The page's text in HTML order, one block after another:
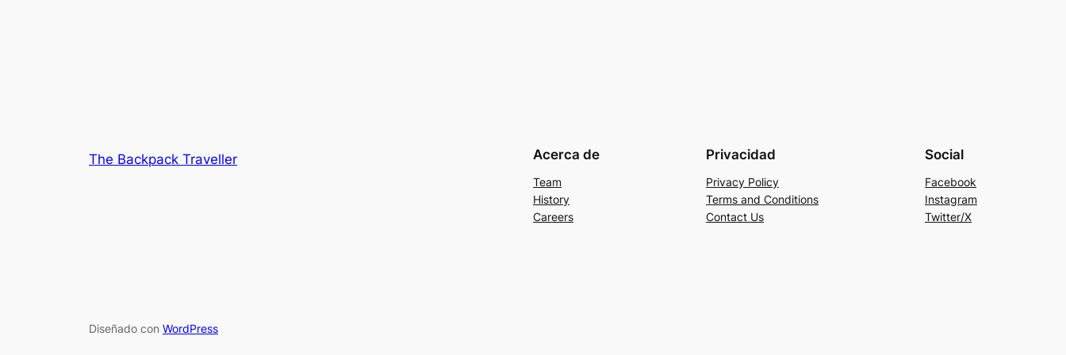
The Backpack Traveller Acerca de
Team
History
Careers
Privacidad
Privacy Policy
Terms and Conditions
Contact Us
Social
Facebook
Instagram
Twitter/X
Diseñado con WordPress